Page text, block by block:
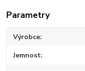
Parametry
Výrobce
Jemnost